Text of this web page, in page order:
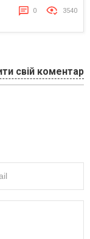
0 3540
свій коментар